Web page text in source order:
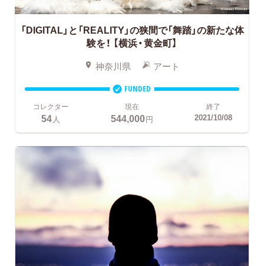
「DIGITAL」と「REALITY」の狭間で「舞踏」の新たな体
験を！ 【横浜・黄金町】
神奈川県 アート
FUNDED
コレクター
54 人
現在
544,000円
終了
2021/10/08